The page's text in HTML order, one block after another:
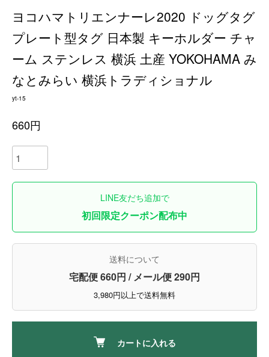
ヨコハマトリエンナーレ2020 ドッグタグ
プレート型タグ 日本製 キーホルダー チャ
ーム ステンレス 横浜 土産 YOKOHAMA み
なとみらい 横浜トラディショナル
yt-15
660円
LINE友だち追加で
初回限定クーポン配布中
送料について
宅配便 660円 / メール便 290円
3,980円以上で送料無料
カートに入れる